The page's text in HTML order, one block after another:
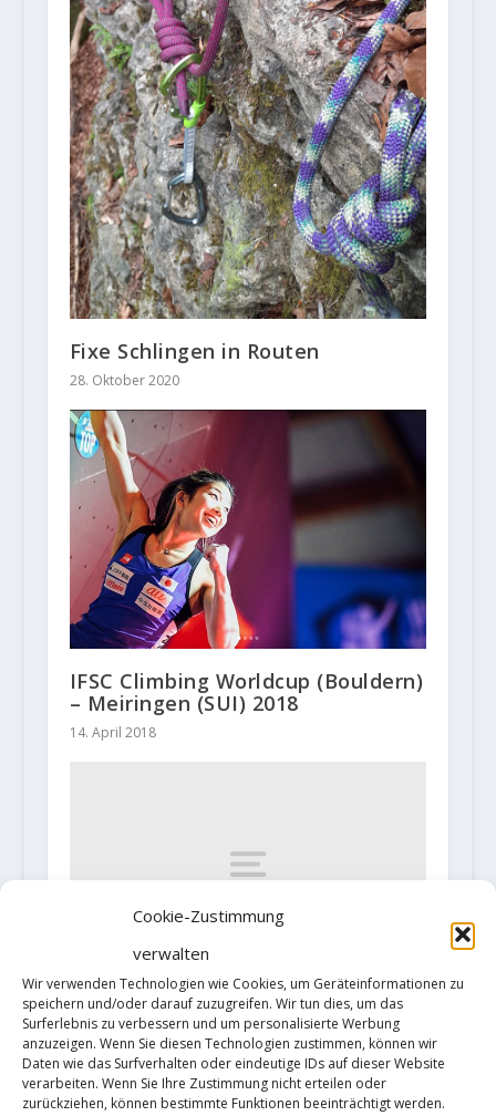
Cookie-Zustimmung
verwalten
Wir verwenden Technologien wie Cookies, um Geräteinformationen zu
speichern und/oder darauf zuzugreifen. Wir tun dies, um das
Surferlebnis zu verbessern und um personalisierte Werbung
anzuzeigen. Wenn Sie diesen Technologien zustimmen, können wir
Daten wie das Surfverhalten oder eindeutige IDs auf dieser Website
verarbeiten. Wenn Sie Ihre Zustimmung nicht erteilen oder
zurückziehen, können bestimmte Funktionen beeinträchtigt werden.
Fixe Schlingen in Routen
28. Oktober 2020
IFSC Climbing Worldcup (Bouldern)
– Meiringen (SUI) 2018
14. April 2018
Michael „Mich“ Kemeter klettert
zwei schwere
Mehrseillängenrouten an jeweils
einem Tag Rotpunkt
8. August 2018